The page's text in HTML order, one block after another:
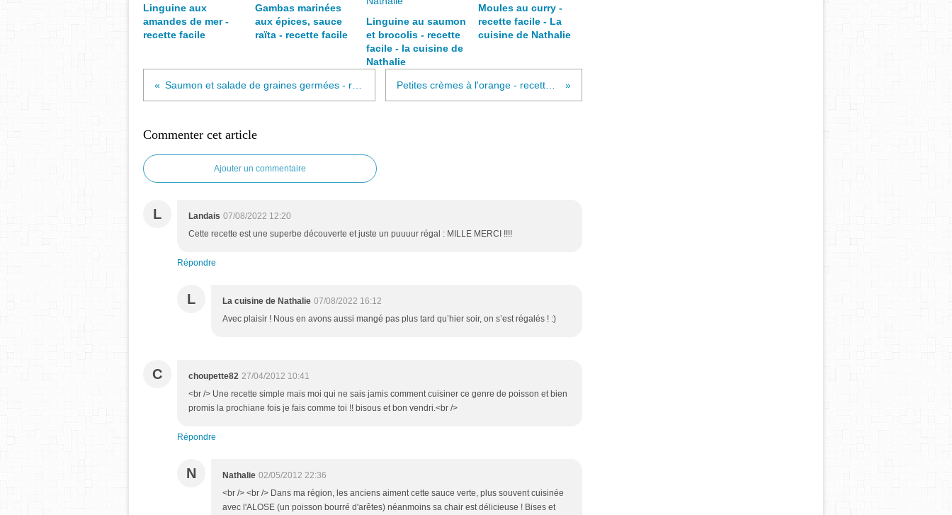
Linguine aux
amandes de mer -
recette facile
Gambas marinées
aux épices, sauce
raïta - recette facile
Linguine au saumon
et brocolis - recette
facile - la cuisine de
Nathalie
Moules au curry -
recette facile - La
cuisine de Nathalie
Commenter cet article
Ajouter un commentaire
L Landais 07/08/2022 12:20
Cette recette est une superbe découverte et juste un puuuur régal : MILLE MERCI !!!!
Répondre
L La cuisine de Nathalie 07/08/2022 16:12
Avec plaisir ! Nous en avons aussi mangé pas plus tard qu’hier soir, on s’est régalés ! :)
C choupette82 27/04/2012 10:41
<br /> Une recette simple mais moi qui ne sais jamis comment cuisiner ce genre de poisson et bien
promis la prochiane fois je fais comme toi !! bisous et bon vendri.<br />
Répondre
N Nathalie 02/05/2012 22:36
<br /> <br /> Dans ma région, les anciens aiment cette sauce verte, plus souvent cuisinée
avec l'ALOSE (un poisson bourré d'arêtes) néanmoins sa chair est délicieuse ! Bises et